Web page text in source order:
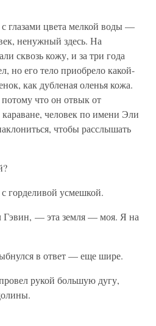
глазами цвета мелкой воды —
ненужный здесь. На
сквозь кожу, и за три года
но его тело приобрело какой-
как дубленая оленья кожа.
что он отвык от
человек по имени Эли
чтобы расслышать
усмешкой.
— эта земля — моя. Я на
в ответ — еще шире.
рукой большую дугу,